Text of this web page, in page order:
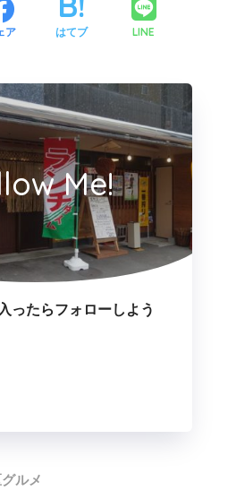
ア はてブ LINE
Me!
ったらフォローしよう
ルメ